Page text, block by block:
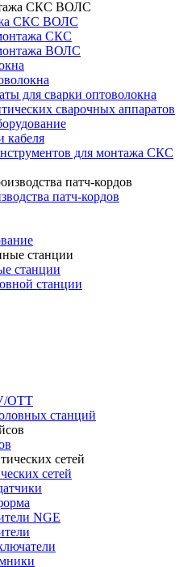
СКС ВОЛС
СКС
ВОЛС
для сварки оптоволокна
сварочных аппаратов
кабеля
для монтажа СКС
патч-кордов
станции
станции
OTT
станций
сетей
NGE